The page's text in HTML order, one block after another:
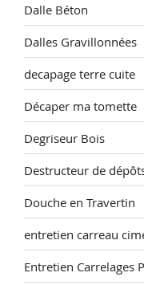
Dalle Béton
Dalles Gravillonnées
decapage terre cuite
Décaper ma tomette
Degriseur Bois
Destructeur de
Douche en Travertin
entretien carreau
Entretien Carrelages